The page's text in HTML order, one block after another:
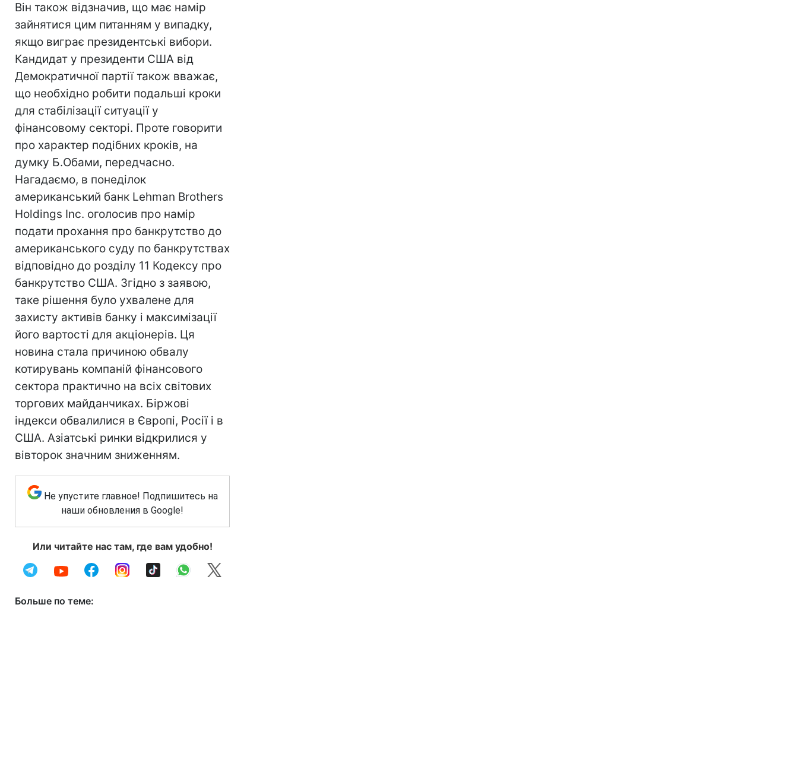
Він також відзначив, що має намір
зайнятися цим питанням у випадку,
якщо виграє президентські вибори.
Кандидат у президенти США від
Демократичної партії також вважає,
що необхідно робити подальші кроки
для стабілізації ситуації у
фінансовому секторі. Проте говорити
про характер подібних кроків, на
думку Б.Обами, передчасно.
Нагадаємо, в понеділок
американський банк Lehman Brothers
Holdings Inc. оголосив про намір
подати прохання про банкрутство до
американського суду по банкрутствах
відповідно до розділу 11 Кодексу про
банкрутство США. Згідно з заявою,
таке рішення було ухвалене для
захисту активів банку і максимізації
його вартості для акціонерів. Ця
новина стала причиною обвалу
котирувань компаній фінансового
сектора практично на всіх світових
торгових майданчиках. Біржові
індекси обвалилися в Європі, Росії і в
США. Азіатські ринки відкрилися у
вівторок значним зниженням.
Не упустите главное! Подпишитесь на
наши обновления в Google!
Или читайте нас там, где вам удобно!
Больше по теме: